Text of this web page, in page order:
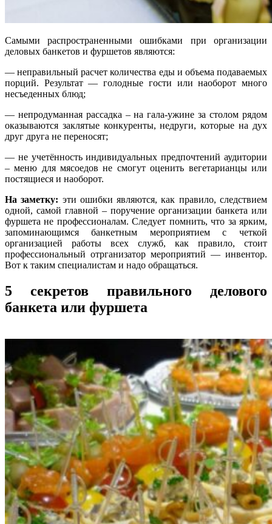
Самыми распространенными ошибками при организации
деловых банкетов и фуршетов являются:
— неправильный расчет количества еды и объема подаваемых
порций. Результат — голодные гости или наоборот много
несъеденных блюд;
— непродуманная рассадка – на гала-ужине за столом рядом
оказываются заклятые конкуренты, недруги, которые на дух
друг друга не переносят;
— не учетённость индивидуальных предпочтений аудитории
– меню для мясоедов не смогут оценить вегетарианцы или
постящиеся и наоборот.
На заметку: эти ошибки являются, как правило, следствием
одной, самой главной – поручение организации банкета или
фуршета не профессионалам. Следует помнить, что за ярким,
запоминающимся банкетным мероприятием с четкой
организацией работы всех служб, как правило, стоит
профессиональный отрганизатор мероприятий — инвентор.
Вот к таким специалистам и надо обращаться.
5 секретов правильного делового
банкета или фуршета